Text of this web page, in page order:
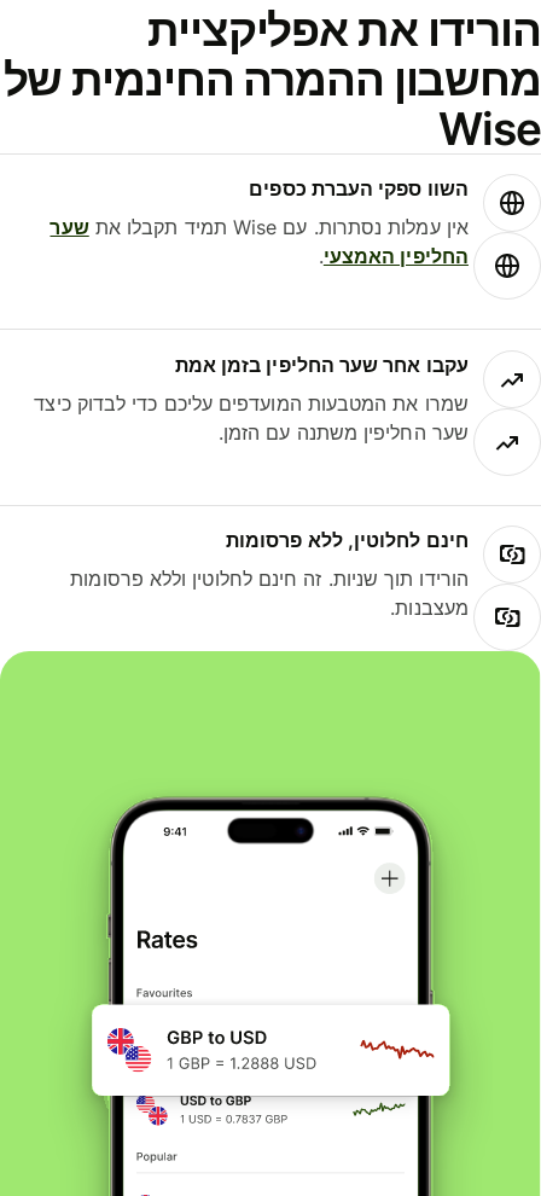
את אפליקציית
ההמרה החינמית של
השוו ספקי העברת כספים
אין עמלות נסתרות. עם Wise תמיד תקבלו את
שער
החליפין האמצעי.
עקבו אחר שער החליפין בזמן אמת
שמרו את המטבעות המועדפים עליכם כדי לבדוק כיצד
שער החליפין משתנה עם הזמן.
חינם לחלוטין, ללא פרסומות
הורידו תוך שניות. זה חינם לחלוטין וללא פרסומות
מעצבנות.